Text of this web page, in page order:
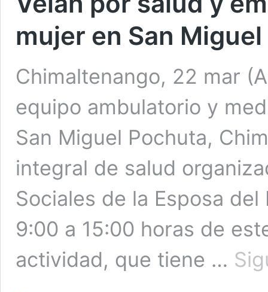
mujer en San
Chimaltenango, 22 mar
equipo ambulatorio y
San Miguel Pochuta,
integral de salud
Sociales de la Esposa
9:00 a 15:00 horas de
actividad, que tiene …